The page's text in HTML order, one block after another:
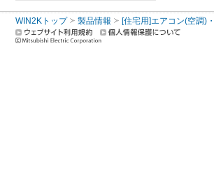
WIN2Kトップ 製品情報 [住宅用]エアコン(空調)